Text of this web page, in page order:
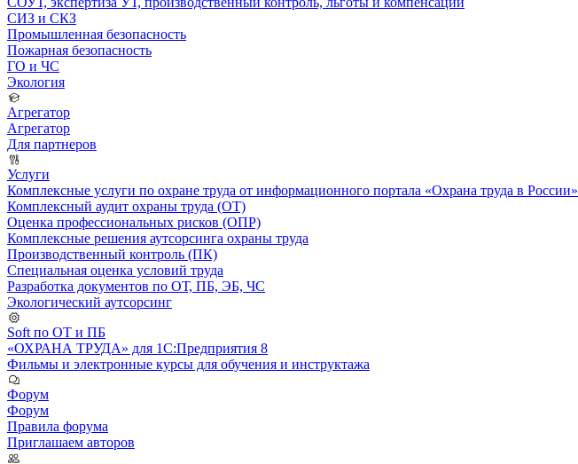
СИЗ и СКЗ
Промышленная безопасность
Пожарная безопасность
ГО и ЧС
Экология
Агрегатор
Агрегатор
Для партнеров
Услуги
Комплексные услуги по охране труда от информационного портала «Охрана труда в России»
Комплексный аудит охраны труда (ОТ)
Оценка профессиональных рисков (ОПР)
Комплексные решения аутсорсинга охраны труда
Производственный контроль (ПК)
Специальная оценка условий труда
Разработка документов по ОТ, ПБ, ЭБ, ЧС
Экологический аутсорсинг
Soft по ОТ и ПБ
«ОХРАНА ТРУДА» для 1С:Предприятия 8
Фильмы и электронные курсы для обучения и инструктажа
Форум
Форум
Правила форума
Приглашаем авторов